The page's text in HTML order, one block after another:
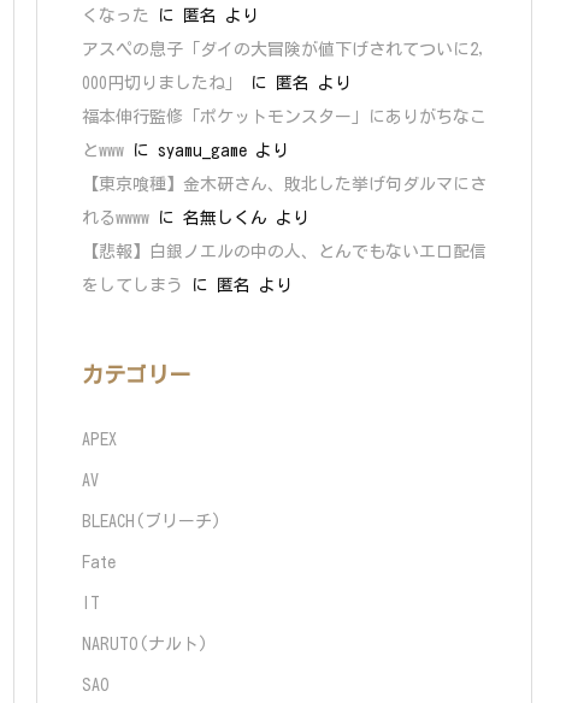
くなった
に 匿名
より
アスペの息子「ダイの大冒険が値下げされてついに2,
000円切りましたね」
に 匿名
より
福本伸行監修「ポケットモンスター」にありがちなこ
とwww に syamu_game より
【東京喰種】金木研さん、敗北した挙げ句ダルマにさ
れるwwww に 名無しくん より
【悲報】白銀ノエルの中の人、とんでもないエロ配信
をしてしまう
に 匿名 より
カテゴリー
APEX
AV
BLEACH(ブリーチ)
Fate
NARUTO(ナルト)
SAO